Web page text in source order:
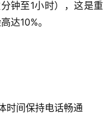
钟至1小时），这是重
达10%。
时间保持电话畅通